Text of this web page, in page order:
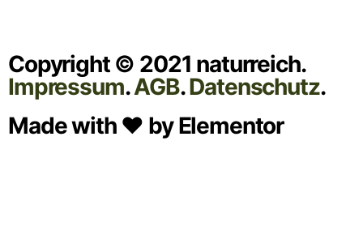
Copyright © 2021 naturreich.
Impressum.AGB.Datenschutz.
Made with ❤ by Elementor